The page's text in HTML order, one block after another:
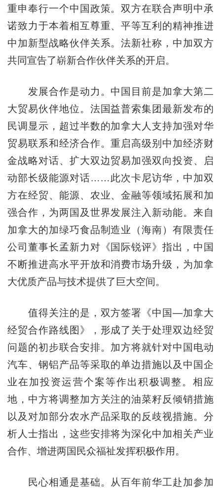
重申奉行一个中国政策。双方在联合声明中承
诺致力于本着相互尊重、平等互利的精神推进
中加新型战略伙伴关系。法新社称，中加双方
共同宣告了崭新合作伙伴关系的开启。
发展合作是动力。中国目前是加拿大第二
大贸易伙伴地位。法国益普索集团最新发布的
民调显示，超过半数的加拿大人支持加强对华
贸易联系和经济合作。重启高级别中加经济财
金战略对话、扩大双边贸易加强双向投资、启
动部长级能源对话……此次卡尼访华，中加双
方在经贸、能源、农业、金融等领域拓展和加
强合作，为两国及世界发展注入新动能。来自
加拿大的加绿巧食品制造业（海南）有限责任
公司董事长孟新力对《国际锐评》指出，中国
不断推进高水平开放和消费市场升级，为加拿
大优质产品与技术提供了巨大空间。
值得关注的是，双方签署《中国—加拿大
经贸合作路线图》，形成了关于处理双边经贸
问题的初步联合安排。加方将就针对中国电动
汽车、钢铝产品等采取的单边措施以及中国企
业在加投资运营个案等作出积极调整。相应
地，中方将调整加方关注的油菜籽反倾销措施
以及对加部分农水产品采取的反歧视措施。分
析人士指出，这些安排将为深化中加相关产业
合作、增进两国民众福祉发挥积极作用。
民心相通是基础。从百年前华工赴加参加